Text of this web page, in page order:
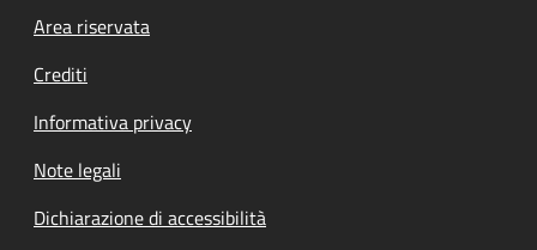
Footer menu
Area riservata
Crediti
Informativa privacy
Note legali
Dichiarazione di accessibilità